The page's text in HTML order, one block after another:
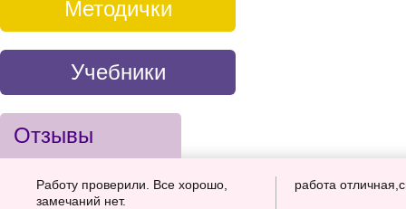
Методички
Учебники
Отзывы
Работу проверили. Все хорошо,
замечаний нет.
работа